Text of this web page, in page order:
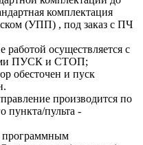
комплектация
(УПП) , под заказ с ПЧ
работой осуществляется с
ПУСК и СТОП;
обесточен и пуск
производится по
пункта/пульта -
программным